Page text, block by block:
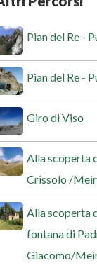
Pian del Re -
Pian del Re -
Giro di Viso
Alla scoperta
Crissolo /
Alla scoperta
fontana di
Giacomo/